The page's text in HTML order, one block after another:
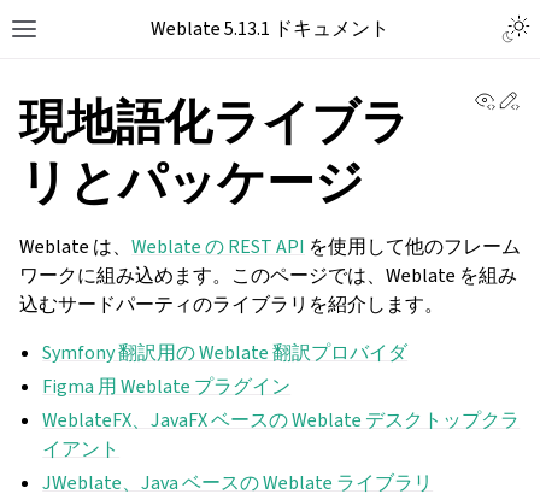
Toggle site navigation sidebarWeblate 5.13.1 ドキュメント
現地語化ライブラ
リとパッケージ
Weblate は、 Weblate の REST API を使用して他のフレーム
ワークに組み込めます。このページでは、Weblate を組み
込むサードパーティのライブラリを紹介します。
Symfony 翻訳用の Weblate 翻訳プロバイダ
Figma 用 Weblate プラグイン
WeblateFX、JavaFX ベースの Weblate デスクトップクラ
イアント
JWeblate、Java ベースの Weblate ライブラリ